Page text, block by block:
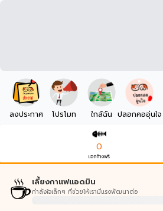
ลงประกาศ โปรโมท ใกล้ฉัน ปลอกคออุ่นใจ
0
แจกก้างฟรี
☕เลี้ยงกาแฟแอดมิน
กำลังใจเล็กๆ ที่ช่วยให้เรามีแรงพัฒนาต่อ